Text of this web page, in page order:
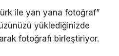
ile yan yana fotoğraf”
yüklediğinizde
fotoğrafı birleştiriyor.